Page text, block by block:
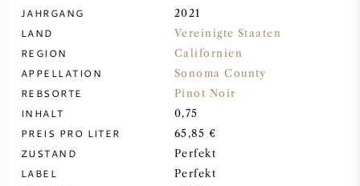
PINOT NOIR
CHARDONNAY
MERLOT
JAHRGANG 2021
LAND Vereinigte Staaten
REGION Californien
APPELLATION Sonoma County
REBSORTE Pinot Noir
INHALT 0,75
PREIS PRO LITER 65,85 €
ZUSTAND Perfekt
LABEL Perfekt